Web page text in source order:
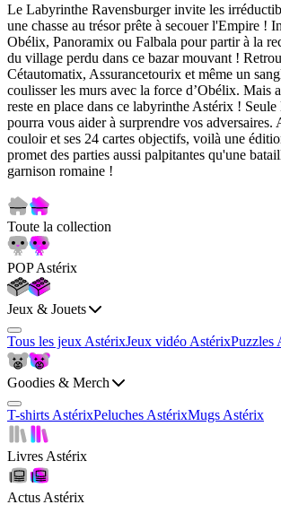
Le Labyrinthe Ravensburger invite les
une chasse au trésor prête à secouer l'Empire !
Obélix, Panoramix ou Falbala pour partir à la
du village perdu dans ce bazar mouvant !
Cétautomatix, Assurancetourix et même un
coulisser les murs avec la force d’Obélix. Mais
reste en place dans ce labyrinthe Astérix !
pourra vous aider à surprendre vos adversaires.
couloir et ses 24 cartes objectifs, voilà une
promet des parties aussi palpitantes qu'une
garnison romaine !
Toute la collection
POP Astérix
Jeux & Jouets
Tous les jeux AstérixJeux vidéo AstérixPuzzles
Goodies & Merch
T-shirts AstérixPeluches AstérixMugs Astérix
Livres Astérix
Actus Astérix